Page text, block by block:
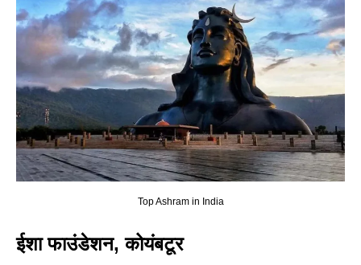
Top Ashram in India
ईशा फाउंडेशन, कोयंबटूर